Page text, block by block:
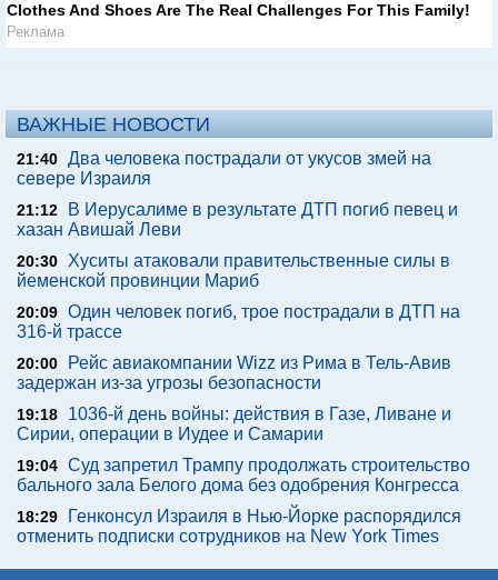
Clothes And Shoes Are The Real Challenges For This Family!
Реклама
ВАЖНЫЕ НОВОСТИ
21:40 Два человека пострадали от укусов змей на
севере Израиля
21:12
В Иерусалиме в результате ДТП погиб певец и
хазан Авишай Леви
20:30 Хуситы атаковали правительственные силы в
йеменской провинции Мариб
20:09 Один человек погиб, трое пострадали в ДТП на
316-й трассе
20:00
Рейс авиакомпании Wizz из Рима в Тель-Авив
задержан из-за угрозы безопасности
19:18
1036-й день войны: действия в Газе, Ливане и
Сирии, операции в Иудее и Самарии
19:04 Суд запретил Трампу продолжать строительство
бального зала Белого дома без одобрения Конгресса
18:29
Генконсул Израиля в Нью-Йорке распорядился
отменить подписки сотрудников на New York Times